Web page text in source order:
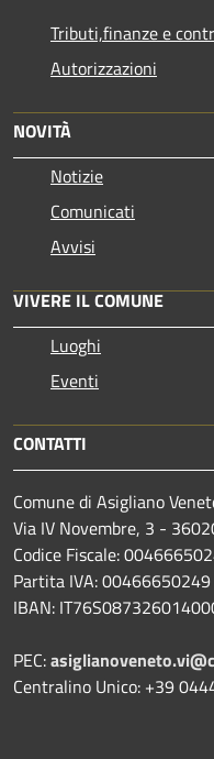
Tributi,finanze e
Autorizzazioni
NOVITÀ
Notizie
Comunicati
Avvisi
VIVERE IL COMUNE
Luoghi
Eventi
CONTATTI
Comune di Asigliano
Via IV Novembre, 3 -
Codice Fiscale:
Partita IVA: 00466650249
IBAN:
PEC:
Centralino Unico: +39